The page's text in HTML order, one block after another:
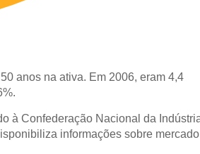
anos na ativa. Em 2006, eram 4,4
à Confederação Nacional da
informações sobre mercado